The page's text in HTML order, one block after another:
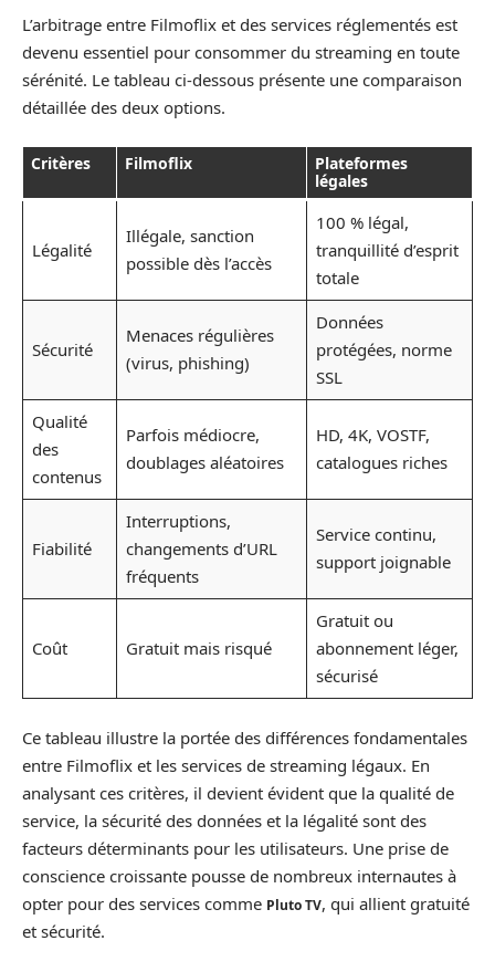
L’arbitrage entre Filmoflix et des services réglementés est
devenu essentiel pour consommer du streaming en toute
sérénité. Le tableau ci-dessous présente une comparaison
détaillée des deux options.
Critères Filmoflix
Plateformes
légales
Légalité
Illégale, sanction
possible dès l’accès
100 % légal,
tranquillité d’esprit
totale
Sécurité
Menaces régulières
(virus, phishing)
Données
protégées, norme
SSL
Qualité
des
contenus
Parfois médiocre,
doublages aléatoires
HD, 4K, VOSTF,
catalogues riches
Fiabilité
Interruptions,
changements d’URL
fréquents
Service continu,
support joignable
Coût Gratuit mais risqué
Gratuit ou
abonnement léger,
sécurisé
Ce tableau illustre la portée des différences fondamentales
entre Filmoflix et les services de streaming légaux. En
analysant ces critères, il devient évident que la qualité de
service, la sécurité des données et la légalité sont des
facteurs déterminants pour les utilisateurs. Une prise de
conscience croissante pousse de nombreux internautes à
opter pour des services comme Pluto TV, qui allient gratuité
et sécurité.